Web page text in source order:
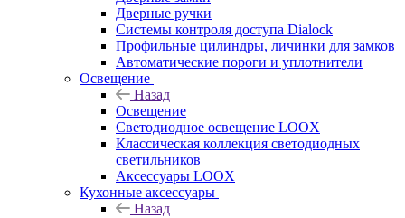
Дверные ручки
Системы контроля доступа Dialock
Профильные цилиндры, личинки для замков
Автоматические пороги и уплотнители
Освещение
Назад
Освещение
Светодиодное освещение LOOX
Классическая коллекция светодиодных
светильников
Аксессуары LOOX
Кухонные аксессуары
Назад